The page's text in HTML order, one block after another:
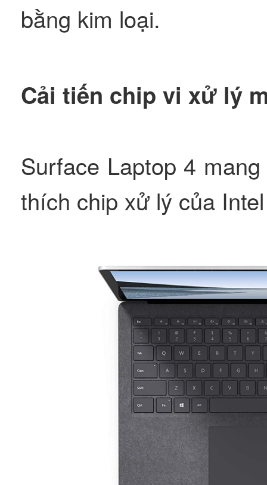
bằng kim loại.
Cải tiến chip vi xử lý
Surface Laptop 4
thích chip xử lý của